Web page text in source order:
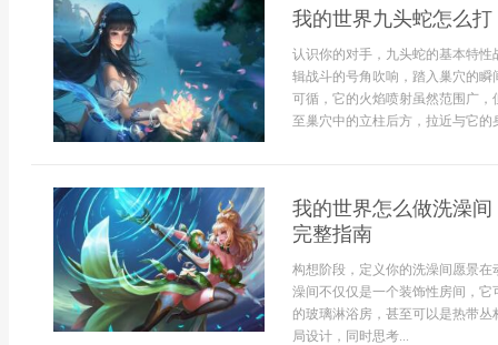
我的世界九头蛇怎么
认识你的对手，九头蛇的基本特
辑战斗的号角吹响，踏入巢穴的
可循，它的火焰喷射虽然范围广
至巢穴中的立柱后方，拉近与它
我的世界怎么做洗澡
完整指南
构想阶段，定义你的洗澡间愿景
澡间不仅仅是一个装饰性房间，
的玻璃淋浴房，甚至可以是热带
局设计，同时思考...